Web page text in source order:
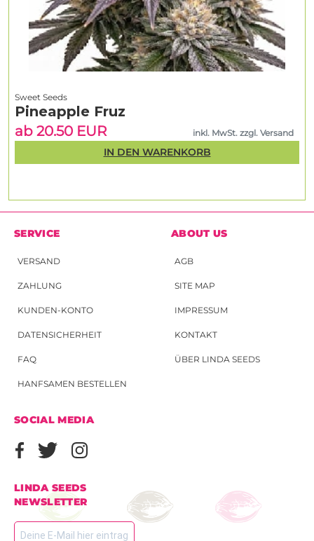
Sweet Seeds
Pineapple Fruz
ab 20.50 EUR
inkl. MwSt. zzgl. Versand
IN DEN WARENKORB
SERVICE
VERSAND
ZAHLUNG
KUNDEN-KONTO
DATENSICHERHEIT
FAQ
HANFSAMEN BESTELLEN
ABOUT US
AGB
SITE MAP
IMPRESSUM
KONTAKT
ÜBER LINDA SEEDS
SOCIAL MEDIA
LINDA SEEDS
NEWSLETTER